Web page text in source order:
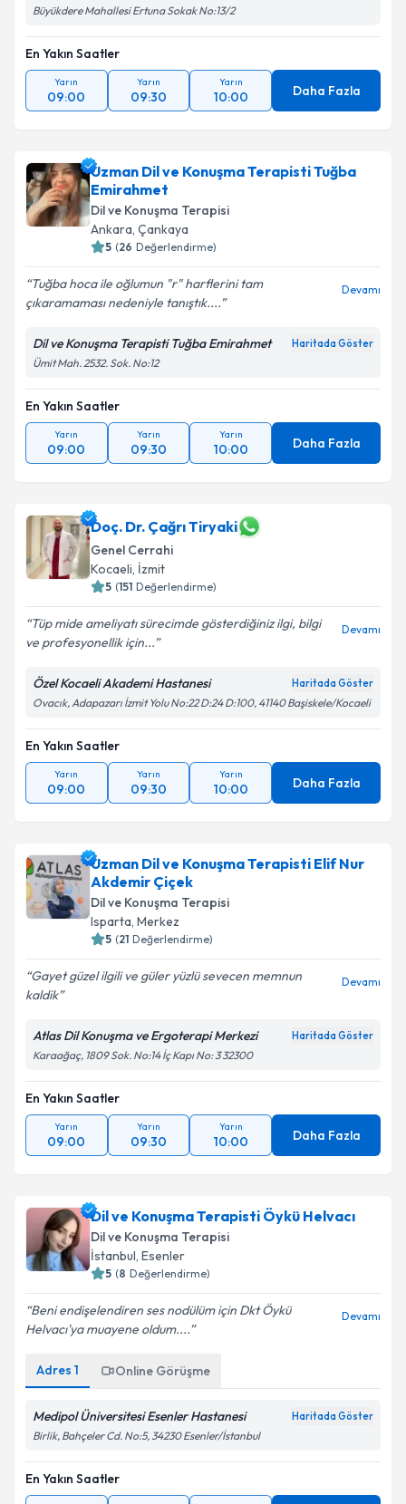
Büyükdere Mahallesi Ertuna Sokak No:13/2
En Yakın Saatler
Yarın
09:00
Yarın
09:30
Yarın
10:00 Daha Fazla
Uzman Dil ve Konuşma Terapisti Tuğba
Emirahmet
Dil ve Konuşma Terapisi
Ankara, Çankaya
5 (26 Değerlendirme)
Tuğba hoca ile oğlumun "r" harflerini tam
çıkaramaması nedeniyle tanıştık....
Devamı
Dil ve Konuşma Terapisti Tuğba Emirahmet Haritada Göster
Ümit Mah. 2532. Sok. No:12
En Yakın Saatler
Yarın
09:00
Yarın
09:30
Yarın
10:00 Daha Fazla
Doç. Dr. Çağrı Tiryaki
Genel Cerrahi
Kocaeli, İzmit
5 (151 Değerlendirme)
Tüp mide ameliyatı sürecimde gösterdiğiniz ilgi, bilgi
ve profesyonellik için...
Devamı
Özel Kocaeli Akademi Hastanesi Haritada Göster
Ovacık, Adapazarı İzmit Yolu No:22 D:24 D:100, 41140 Başiskele/Kocaeli
En Yakın Saatler
Yarın
09:00
Yarın
09:30
Yarın
10:00 Daha Fazla
Uzman Dil ve Konuşma Terapisti Elif Nur
Akdemir Çiçek
Dil ve Konuşma Terapisi
Isparta, Merkez
5 (21 Değerlendirme)
Gayet güzel ilgili ve güler yüzlü sevecen memnun
kaldik
Devamı
Atlas Dil Konuşma ve Ergoterapi Merkezi Haritada Göster
Karaağaç, 1809 Sok. No:14 İç Kapı No: 3 32300
En Yakın Saatler
Yarın
09:00
Yarın
09:30
Yarın
10:00 Daha Fazla
Dil ve Konuşma Terapisti Öykü Helvacı
Dil ve Konuşma Terapisi
İstanbul, Esenler
5 (8 Değerlendirme)
Beni endişelendiren ses nodülüm için Dkt Öykü
Helvacı'ya muayene oldum....
Devamı
Adres 1 Online Görüşme
Medipol Üniversitesi Esenler Hastanesi Haritada Göster
Birlik, Bahçeler Cd. No:5, 34230 Esenler/İstanbul
En Yakın Saatler